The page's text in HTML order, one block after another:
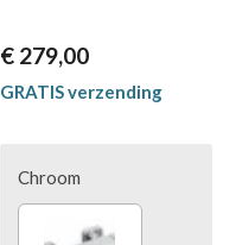
€ 279,00
GRATIS verzending
Chroom